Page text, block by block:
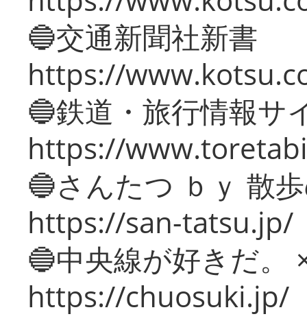
🔵交通新聞社新書
https://
🔵鉄道・旅行情報サ
https://
🔵さんたつ ｂｙ 散
https://san-tatsu.jp/
🔵中央線が好きだ。
https://chuosuki.jp/